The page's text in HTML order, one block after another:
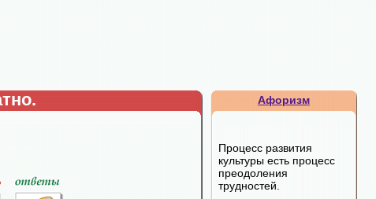
Афоризм
Процесс развития
культуры есть процесс
преодоления
трудностей.